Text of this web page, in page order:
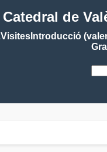
de
VisitesIntroducció